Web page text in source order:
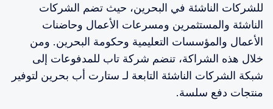
للشركات الناشئة في البحرين، حيث تضم الشركات
الناشئة والمستثمرين ومسرعات الأعمال وحاضنات
الأعمال والمؤسسات التعليمية وحكومة البحرين. ومن
خلال هذه الشراكة، تنضم شركة تاب للمدفوعات إلى
شبكة الشركات الناشئة التابعة لـ ستارت أب بحرين لتوفير
منتجات دفع سلسة.